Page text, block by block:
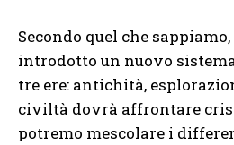
Secondo quel che
introdotto un nuovo
tre ere: antichità,
civiltà dovrà affrontare
potremo mescolare i